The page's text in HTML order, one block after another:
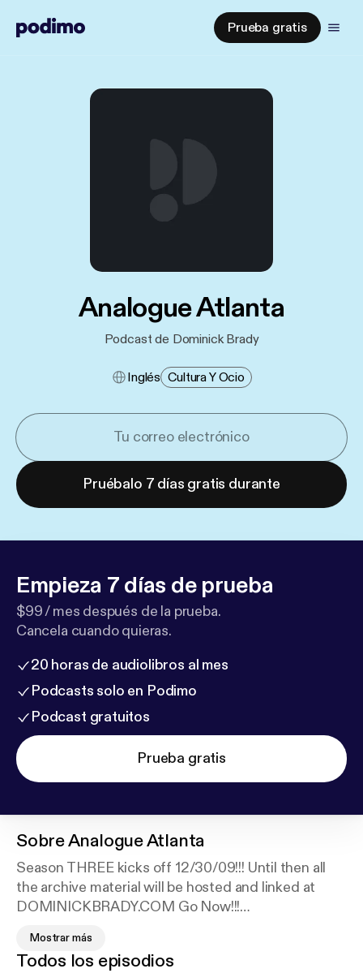
Prueba gratis
Analogue Atlanta
Podcast de Dominick Brady
Inglés Cultura Y Ocio
Pruébalo 7 días gratis durante
Empieza 7 días de prueba
$99 / mes después de la prueba.
Cancela cuando quieras.
20 horas de audiolibros al mes
Podcasts solo en Podimo
Podcast gratuitos
Prueba gratis
SobreAnalogue Atlanta
Season THREE kicks off 12/30/09!!! Until then all
the archive material will be hosted and linked at
DOMINICKBRADY.COM Go Now!!!
Mostrar más
Todos los episodios